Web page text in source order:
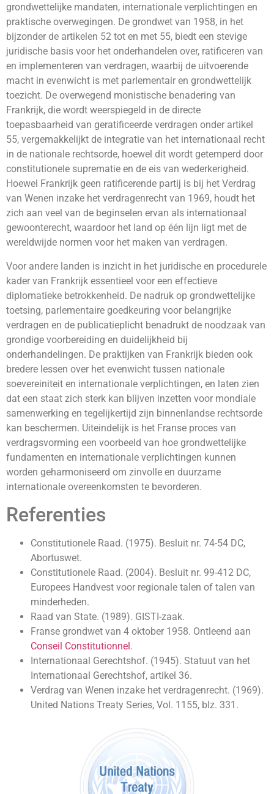
grondwettelijke mandaten, internationale verplichtingen en
praktische overwegingen. De grondwet van 1958, in het
bijzonder de artikelen 52 tot en met 55, biedt een stevige
juridische basis voor het onderhandelen over, ratificeren van
en implementeren van verdragen, waarbij de uitvoerende
macht in evenwicht is met parlementair en grondwettelijk
toezicht. De overwegend monistische benadering van
Frankrijk, die wordt weerspiegeld in de directe
toepasbaarheid van geratificeerde verdragen onder artikel
55, vergemakkelijkt de integratie van het internationaal recht
in de nationale rechtsorde, hoewel dit wordt getemperd door
constitutionele suprematie en de eis van wederkerigheid.
Hoewel Frankrijk geen ratificerende partij is bij het Verdrag
van Wenen inzake het verdragenrecht van 1969, houdt het
zich aan veel van de beginselen ervan als internationaal
gewoonterecht, waardoor het land op één lijn ligt met de
wereldwijde normen voor het maken van verdragen.
Voor andere landen is inzicht in het juridische en procedurele
kader van Frankrijk essentieel voor een effectieve
diplomatieke betrokkenheid. De nadruk op grondwettelijke
toetsing, parlementaire goedkeuring voor belangrijke
verdragen en de publicatieplicht benadrukt de noodzaak van
grondige voorbereiding en duidelijkheid bij
onderhandelingen. De praktijken van Frankrijk bieden ook
bredere lessen over het evenwicht tussen nationale
soevereiniteit en internationale verplichtingen, en laten zien
dat een staat zich sterk kan blijven inzetten voor mondiale
samenwerking en tegelijkertijd zijn binnenlandse rechtsorde
kan beschermen. Uiteindelijk is het Franse proces van
verdragsvorming een voorbeeld van hoe grondwettelijke
fundamenten en internationale verplichtingen kunnen
worden geharmoniseerd om zinvolle en duurzame
internationale overeenkomsten te bevorderen.
Referenties
Constitutionele Raad. (1975). Besluit nr. 74-54 DC,
Abortuswet.
Constitutionele Raad. (2004). Besluit nr. 99-412 DC,
Europees Handvest voor regionale talen of talen van
minderheden.
Raad van State. (1989). GISTI-zaak.
Franse grondwet van 4 oktober 1958. Ontleend aan
Conseil Constitutionnel .
Internationaal Gerechtshof. (1945). Statuut van het
Internationaal Gerechtshof, artikel 36.
Verdrag van Wenen inzake het verdragenrecht. (1969).
United Nations Treaty Series, Vol. 1155, blz. 331.